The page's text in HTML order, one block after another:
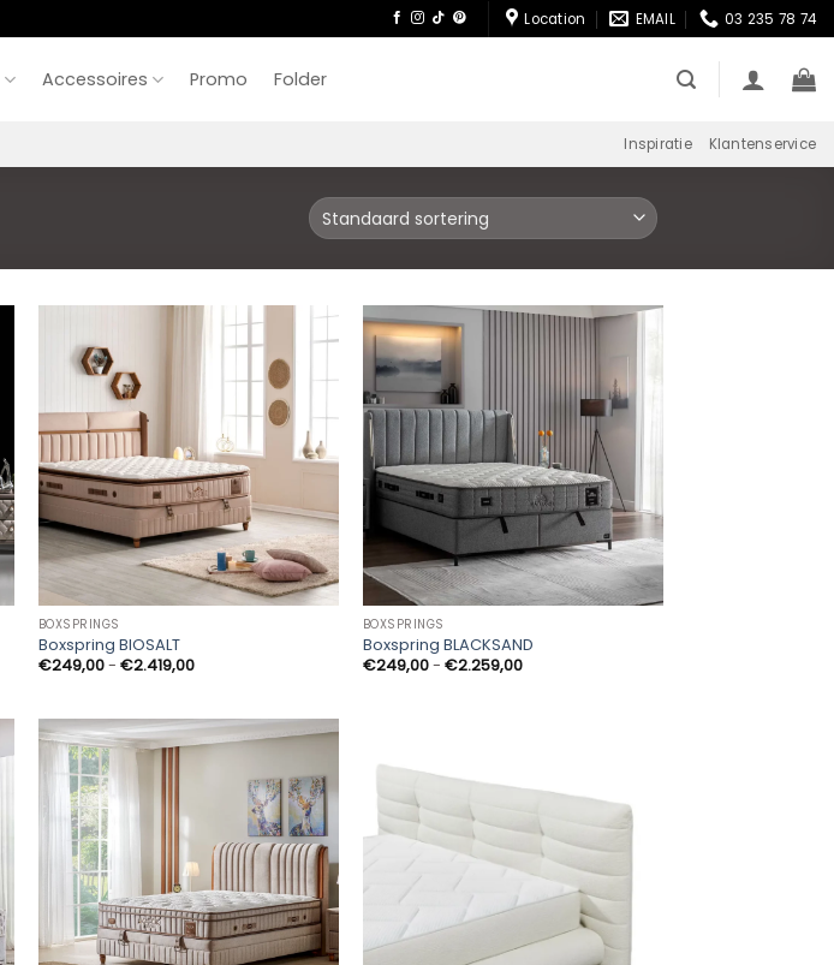
Location EMAIL 03 235 78 74
Accessoires Promo Folder
Inspiratie Klantenservice
BOXSPRINGS
Boxspring BIOSALT
€249,00- €2.419,00Prijsklasse:
€249,00
BOXSPRINGS
Boxspring BLACKSAND
€249,00- €2.259,00Prijsklasse:
€249,00